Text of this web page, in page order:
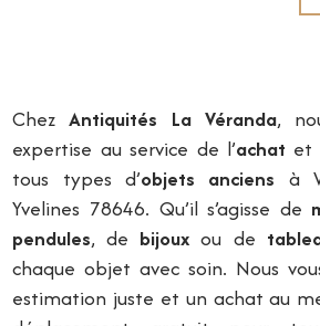
ChezAntiquités La Véranda,
expertise au service de l’achat et
tous types d’objets anciens à
Yvelines 78646. Qu’il s’agisse de
pendules, de bijoux ou de
chaque objet avec soin. Nous
estimation juste et un achat au